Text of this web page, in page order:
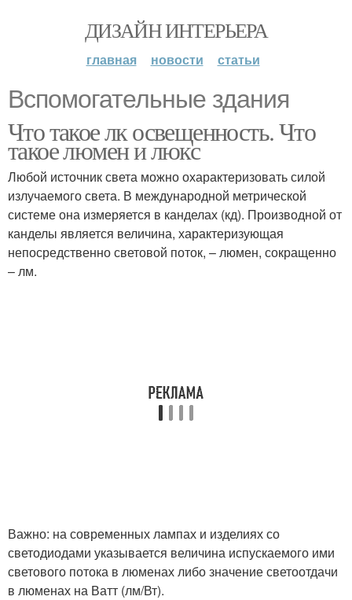
ДИЗАЙН ИНТЕРЬЕРА
главная новости статьи
Вспомогательные здания
Что такое лк освещенность. Что
такое люмен и люкс
Любой источник света можно охарактеризовать силой
излучаемого света. В международной метрической
системе она измеряется в канделах (кд). Производной от
канделы является величина, характеризующая
непосредственно световой поток, – люмен, сокращенно
– лм.
Важно: на современных лампах и изделиях со
светодиодами указывается величина испускаемого ими
светового потока в люменах либо значение светоотдачи
в люменах на Ватт (лм/Вт).